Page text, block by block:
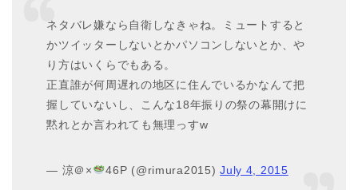
ネタバレ嫌なら自衛しなきゃね。ミュートすると
かツイッターしないとかパソコンしないとか、や
り方はいくらでもある。
正直誰が何周遅れの地区に住んでいるかなんて把
握していないし、こんな18年振りの祭の幕開けに
黙れとか言われても無理っすw
— 涼＠× 46P (@rimura2015)July 4, 2015